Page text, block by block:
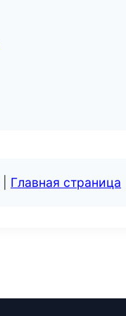
Главная страница